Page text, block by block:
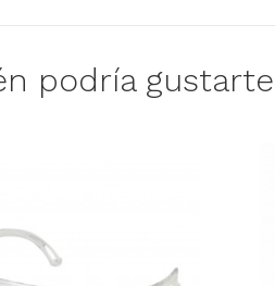
podría gustarte